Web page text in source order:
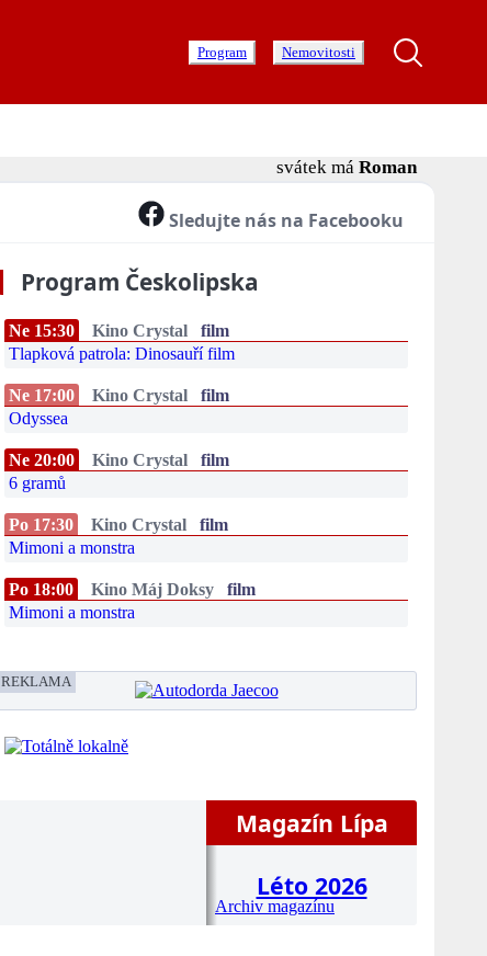
Program Nemovitosti
svátek má Roman
Sledujte nás na Facebooku
Program Českolipska
Ne 15:30 Kino Crystal
film
Tlapková patrola: Dinosauří film
Ne 17:00 Kino Crystal
film
Odyssea
Ne 20:00 Kino Crystal
film
6 gramů
Po 17:30 Kino Crystal
film
Mimoni a monstra
Po 18:00 Kino Máj Doksy
film
Mimoni a monstra
REKLAMA
Magazín Lípa
Léto 2026
Archiv magazínu